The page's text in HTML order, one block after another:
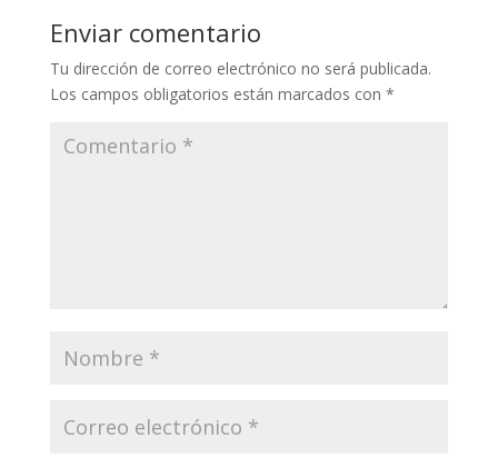
Enviar comentario
Tu dirección de correo electrónico no será publicada.
Los campos obligatorios están marcados con *